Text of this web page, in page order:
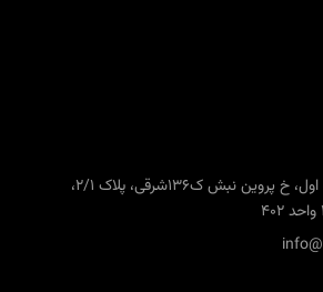
تهران، تهران پارس، فلکه اول، خ پروین نبش ک136شرقی، پلاک 2/1،